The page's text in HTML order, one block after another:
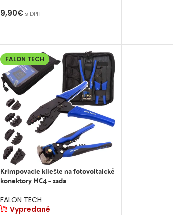
9,90€s DPH
FALON TECH
Krimpovacie kliešte na fotovoltaické
konektory MC4 – sada
FALON TECH
Vypredané